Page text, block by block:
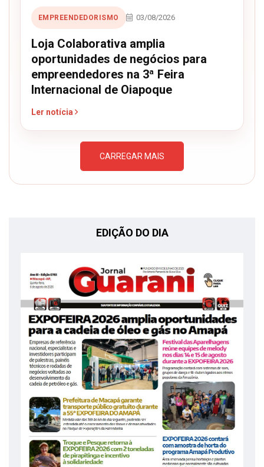
EMPREENDEDORISMO 03/08/2026
Loja Colaborativa amplia
oportunidades de negócios para
empreendedores na 3ª Feira
Internacional de Oiapoque
Ler notícia
CARREGAR MAIS
EDIÇÃO DO DIA